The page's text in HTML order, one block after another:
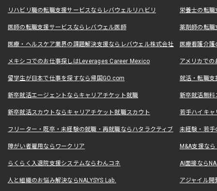
リハビリ職の転職支援サービスならレバウェルリハビリ 栄養士の転
医師の転職支援サービスならレバウェル医師 薬剤師の転
医療・ヘルスケア業界の課題解決支援ならレバウェル株式会社 医療看護介
メキシコでのお仕事探しはLeverages Career Mexico アメリカで
留学生が日本で仕事を探すなら帰国GO.com 就活・転職
新卒就活エージェントならキャリアチケット就職 新卒就活無料
新卒就活スカウトならキャリアチケット就職スカウト 若手ハイキ
フリーター・既卒・未経験の就職・再就職ならハタラクティブ 未経験・若手
障がい者雇用ならワークリア M&A支援な
らくらく入退院支援システムならわんコネ AI面接なら
人と組織のお悩み解決ならNALYSYS Lab. アジャイル